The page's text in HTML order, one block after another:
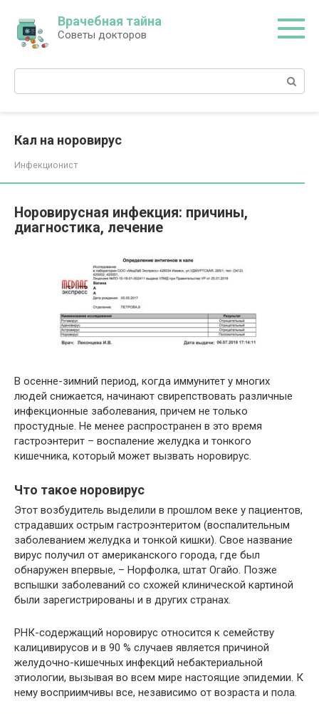
контенту
Врачебная тайна
Советы докторов
Поиск:
Кал на норовирус
Инфекционист
Норовирусная инфекция: причины,
диагностика, лечение
В осенне-зимний период, когда иммунитет у многих
людей снижается, начинают свирепствовать различные
инфекционные заболевания, причем не только
простудные. Не менее распространен в это время
гастроэнтерит – воспаление желудка и тонкого
кишечника, который может вызвать норовирус.
Что такое норовирус
Этот возбудитель выделили в прошлом веке у пациентов,
страдавших острым гастроэнтеритом (воспалительным
заболеванием желудка и тонкой кишки). Свое название
вирус получил от американского города, где был
обнаружен впервые, – Норфолка, штат Огайо. Позже
вспышки заболеваний со схожей клинической картиной
были зарегистрированы и в других странах.
РНК-содержащий норовирус относится к семейству
калицивирусов и в 90 % случаев является причиной
желудочно-кишечных инфекций небактериальной
этиологии, вызывая во всем мире настоящие эпидемии. К
нему восприимчивы все, независимо от возраста и пола.